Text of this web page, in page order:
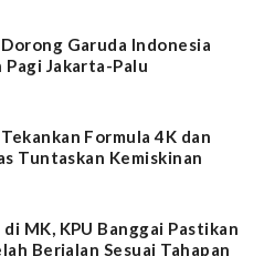
Garuda Indonesia
Pagi Jakarta-Palu
Formula 4K dan
Tuntaskan Kemiskinan
MK, KPU Banggai Pastikan
Berjalan Sesuai Tahapan